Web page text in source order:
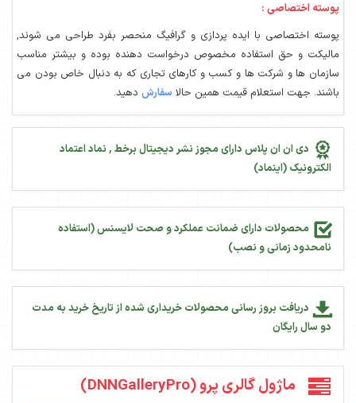
پوسته اختصاصی :
پوسته اختصاصی با ایده پردازی و گرافیگ منحصر بفرد طراحی می شوند,
مالیکت و حق استفاده مخصوص درخواست دهنده بوده و بیشتر مناسب
سازمان ها و شرکت ها و کسب و کارهای تجاری که به دنبال خاص بودن می
باشند. جهت استعلام قیمت همین حالا سفارش دهید.
دی ان ان پلاس دارای مجوز نشر دیجیتال برخط , نماد اعتماد
الکترونیک (اینماد)
محصولات دارای ضمانت عملکرد و صحت لایسنس (استفاده
نامحدود زمانی و نصب)
دریافت بروز رسانی محصولات خریداری شده از تاریخ خرید به مدت
دو سال رایگان
ماژول گالری پرو (DNNGalleryPro)